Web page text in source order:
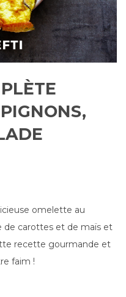
omelette au
de carottes et de maïs et
recette gourmande et
faim !